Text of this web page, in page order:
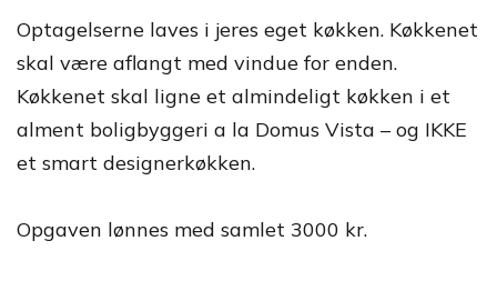
Optagelserne laves i jeres eget køkken. Køkkenet
skal være aflangt med vindue for enden.
Køkkenet skal ligne et almindeligt køkken i et
alment boligbyggeri a la Domus Vista – og IKKE
et smart designerkøkken.
Opgaven lønnes med samlet 3000 kr.